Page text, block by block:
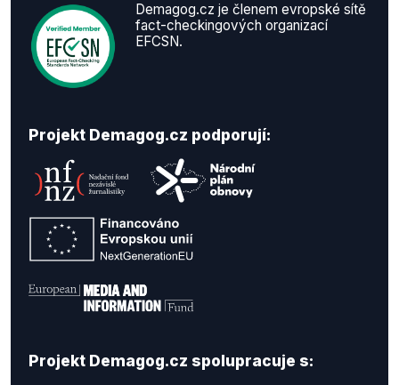
Demagog.cz je členem evropské sítě
fact-checkingových organizací
EFCSN.
Projekt Demagog.cz podporují:
Projekt Demagog.cz spolupracuje s: